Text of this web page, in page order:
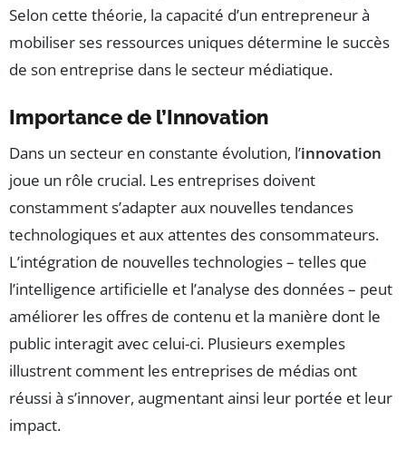
Selon cette théorie, la capacité d’un entrepreneur à
mobiliser ses ressources uniques détermine le succès
de son entreprise dans le secteur médiatique.
Importance de l’Innovation
Dans un secteur en constante évolution, l’innovation
joue un rôle crucial. Les entreprises doivent
constamment s’adapter aux nouvelles tendances
technologiques et aux attentes des consommateurs.
L’intégration de nouvelles technologies – telles que
l’intelligence artificielle et l’analyse des données – peut
améliorer les offres de contenu et la manière dont le
public interagit avec celui-ci. Plusieurs exemples
illustrent comment les entreprises de médias ont
réussi à s’innover, augmentant ainsi leur portée et leur
impact.